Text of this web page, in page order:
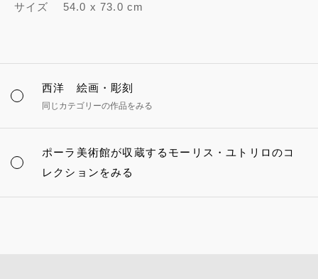
サイズ
54.0 x 73.0 cm
西洋 絵画・彫刻
同じカテゴリーの作品をみる
ポーラ美術館が収蔵するモーリス・ユトリロのコ
レクションをみる